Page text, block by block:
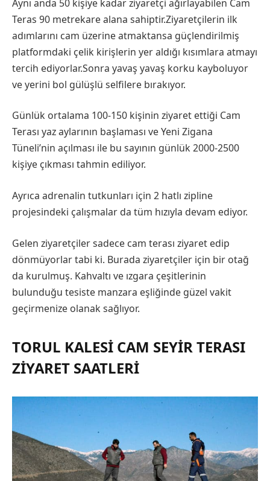
Aynı anda 50 kişiye kadar ziyaretçi ağırlayabilen Cam
Teras 90 metrekare alana sahiptir.Ziyaretçilerin ilk
adımlarını cam üzerine atmaktansa güçlendirilmiş
platformdaki çelik kirişlerin yer aldığı kısımlara atmayı
tercih ediyorlar.Sonra yavaş yavaş korku kayboluyor
ve yerini bol gülüşlü selfilere bırakıyor.
Günlük ortalama 100-150 kişinin ziyaret ettiği Cam
Terası yaz aylarının başlaması ve Yeni Zigana
Tüneli’nin açılması ile bu sayının günlük 2000-2500
kişiye çıkması tahmin ediliyor.
Ayrıca adrenalin tutkunları için 2 hatlı zipline
projesindeki çalışmalar da tüm hızıyla devam ediyor.
Gelen ziyaretçiler sadece cam terası ziyaret edip
dönmüyorlar tabi ki. Burada ziyaretçiler için bir otağ
da kurulmuş. Kahvaltı ve ızgara çeşitlerinin
bulunduğu tesiste manzara eşliğinde güzel vakit
geçirmenize olanak sağlıyor.
TORUL KALESI CAM SEYIR TERASI
ZIYARET SAATLERI